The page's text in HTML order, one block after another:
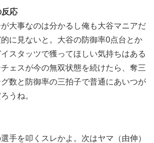
応
大事なのは分かるし俺も大谷マニアだ
に見ないと。大谷の防御率0点台とか
スタッツで獲ってほしい気持ちはある
ェスが今の無双状態を続けたら、奪三
数と防御率の三拍子で普通にあいつが
うね。
手を叩くスレかよ。次はヤマ（由伸）